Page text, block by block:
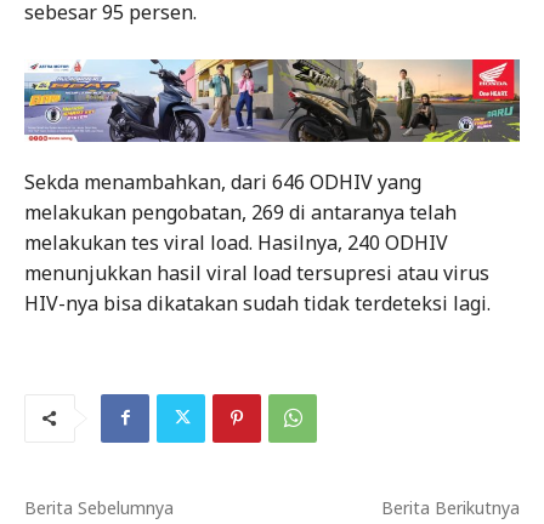
sebesar 95 persen.
Sekda menambahkan, dari 646 ODHIV yang
melakukan pengobatan, 269 di antaranya telah
melakukan tes viral load. Hasilnya, 240 ODHIV
menunjukkan hasil viral load tersupresi atau virus
HIV-nya bisa dikatakan sudah tidak terdeteksi lagi.
Berita Sebelumnya Berita Berikutnya